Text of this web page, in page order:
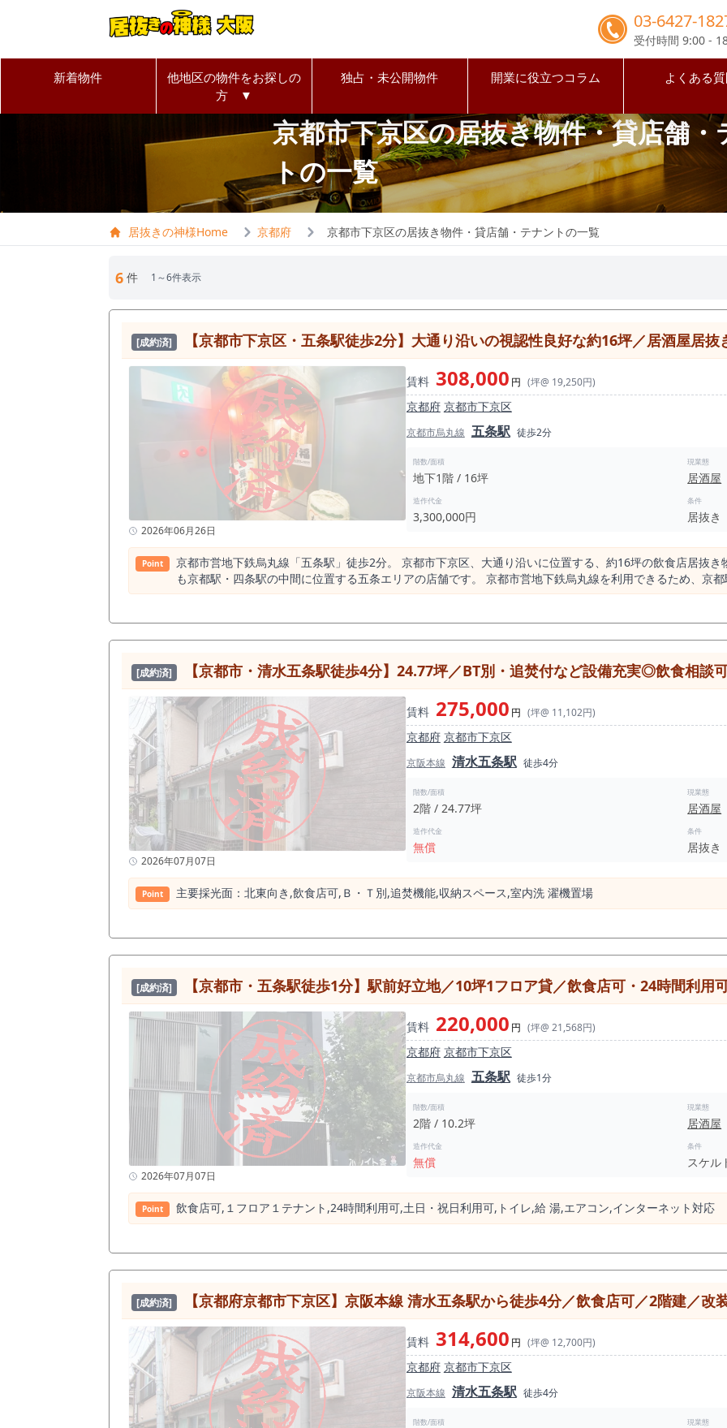
03-6427-
受付時間 9:00 -
新着物件
他地区の物件をお探しの
方 ▼
独占・未公開物件 開業に役立つコラム よくある
京都市下京区の居抜き物件・貸店舗・
トの一覧
居抜きの神様Home 京都府 京都市下京区の居抜き物件・貸店舗・テナントの一覧
6 件 1～6件表示
[成約済] 【京都市下京区・五条駅徒歩2分】大通り沿いの視認性良好な約16坪／居酒屋居
2026年06月26日
賃料 308,000 円 (坪@ 19,250円)
京都府 京都市下京区
京都市烏丸線 五条駅 徒歩2分
階数/面積
地下1階 / 16坪
現業態
居酒屋
造作代金
3,300,000円
条件
居抜き
Point
京都市営地下鉄烏丸線「五条駅」徒歩2分。 京都市下京区、大通り沿いに位置する、約16坪の飲食店居抜き物件です。 本物件は、京都市
も京都駅・四条駅の中間に位置する五条エリアの店舗です。 京都市営地下鉄烏丸線を利用できるため、京
セスしやすく、通勤、観光、ビジネス、近隣住民の飲食需要を取り込みやすい立地です。 五条駅の1日平均乗降人員は約18,900人。京都府内の駅として
ョンのため、京都市内で飲食店を出店したい方にとって検討価値のあるエリアです。 また、近隣には京都駅、四条駅という大きな人流を持つ駅がありま
す。 京都駅は1日約623,000人、四条駅は1日約103,000人規模の乗降がある主要駅であり、本物件のある
アの間にある立地です。 派手な繁華街のど真ん中ではありませんが、落ち着いた飲食需要、ビジネス利用
いえます。 周辺500m圏内には飲食店が219店あり、そのうち居酒屋は150店というデータがあります。 これは、五条駅周辺に居酒屋需要、夜の飲食需
要が存在していることを示すポイントです。 競合がある一方で、飲食目的の来街者や近隣勤務者、地元利用
件は地下1階区画ですが、大通り沿いに面した立地で、入口まわりの視認性があります。 地下店舗で重要
か、看板や外観で入店導線を作れるかという点です。 本物件は、大通り沿いという立地を活かし、店頭サ
を高めやすいポジションです。 前業態は居酒屋。 内装は居酒屋仕様の居抜きとなっており、客席、厨房、店内造作を活かした出店を検討しやすい物件
です。 テーブル席を中心とした飲食店らしいレイアウトで、居酒屋、和食店、焼鳥店、串焼き、海鮮居酒
など、幅広い業態で検討できます。 物件面積は約16坪。 大きすぎず、小さすぎない扱いやすいサイズ感です。 個人開業や少人数運営でも検討しやす
く、客席数と固定費のバランスを取りやすい広さです。 京都市下京区、五条駅徒歩2分という駅近立地で
分に魅力があります。 賃料は税込308,000円。 京都市下京区、五条駅徒歩2分、大通り沿い、飲食店居抜きという条件を考えると、京都市内中心部で飲
食店を探している方にとって検討しやすい条件です。 別途管理費や造作譲渡金などの条件確認は必要です
ケルトンから内装を作る場合と比べ、 開業準備期間や初期投資を抑えやすい点が魅力です。 造作譲渡金は3,300,000円。 既存の内装や厨房設備、店内造
作を活かせる場合、京都市内で一から店舗を作るよりも、初期費用を組み立てやすくなります。 特に飲食
事に大きな費用がかかるため、居抜き物件であることは重要な検討材料です。 本物件に向いている業態としては、居酒屋、和食店、焼鳥店、串焼き店、
海鮮居酒屋、創作料理店、小料理店、日本酒バー、バル、定食店、観光客向けの京都らしい飲食店などが
光・宿泊需要と、四条烏丸方面のビジネス需要の両方を意識しやすいため、ランチ・ディナーの二毛作営業も検討しや
「京都 居酒屋居抜き」といった検索をする出店希望者に対して、立地と業態の両面で訴求しやすい物件です。 この物件は、単に「五条駅徒歩2分」
う駅近物件ではありません。 京都駅と四条駅の中間エリア、大通り沿い、視認性のある地下1階、約16坪
だきたい物件です。 京都市下京区。 五条駅徒歩2分。 大通り沿いの飲食店居抜き。 約16坪の扱いやすい店舗サイズ。 前業態は居酒屋。 京都駅・四条駅
方面の集客も意識しやすい立地。 京都市内、特に下京区・五条駅周辺で飲食店居抜き物件を探している方は、ぜひ早めにお問い合わせください。 条件
面、造作内容、内見可能日時については、個別に確認をおすすめします。
[成約済] 【京都市・清水五条駅徒歩4分】24.77坪／BT別・追焚付など設備充実◎飲食相談
2026年07月07日
賃料 275,000 円 (坪@ 11,102円)
京都府 京都市下京区
京阪本線 清水五条駅 徒歩4分
階数/面積
2階 / 24.77坪
現業態
居酒屋
造作代金
無償
条件
居抜き
Point 主要採光⾯：北東向き,飲⾷店可,Ｂ・Ｔ別,追焚機能,収納スペース,室内洗 濯機置場
[成約済] 【京都市・五条駅徒歩1分】駅前好立地／10坪1フロア貸／飲食店可・24時間利用
2026年07月07日
賃料 220,000 円 (坪@ 21,568円)
京都府 京都市下京区
京都市烏丸線 五条駅 徒歩1分
階数/面積
2階 / 10.2坪
現業態
居酒屋
造作代金
無償
条件
スケル
Point 飲⾷店可,１フロア１テナント,24時間利⽤可,⼟⽇・祝⽇利⽤可,トイレ,給 湯,エアコン,インターネット対応
[成約済] 【京都府京都市下京区】京阪本線 清水五条駅から徒歩4分／飲食店可／2階建／改
賃料 314,600 円 (坪@ 12,700円)
京都府 京都市下京区
京阪本線 清水五条駅 徒歩4分
階数/面積 現業態